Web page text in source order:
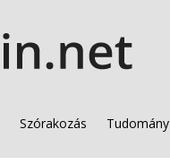
Szórakozás Tudomány